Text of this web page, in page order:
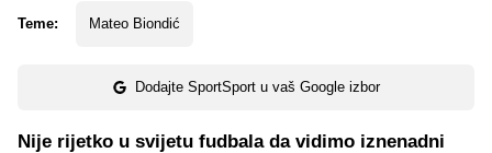
Teme: Mateo Biondić
Dodajte SportSport u vaš Google izbor
Nije rijetko u svijetu fudbala da vidimo iznenadni